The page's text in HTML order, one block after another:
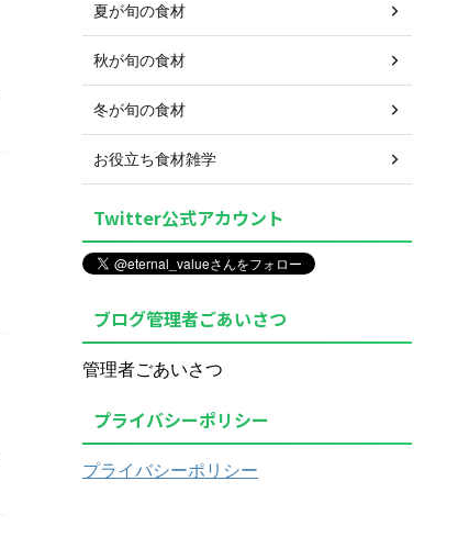
夏が旬の食材
秋が旬の食材
冬が旬の食材
お役立ち食材雑学
Twitter公式アカウント
ブログ管理者ごあいさつ
管理者ごあいさつ
プライバシーポリシー
プライバシーポリシー